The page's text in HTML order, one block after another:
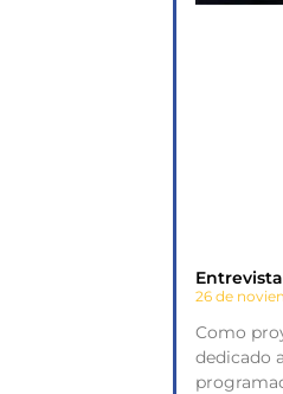
26 de
Como
dedicado